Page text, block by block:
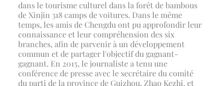
dans le tourisme culturel dans la forêt de bambous
de Xinjin 318 camps de voitures. Dans le même
temps, les amis de Chengdu ont pu approfondir leur
connaissance et leur compréhension des six
branches, afin de parvenir à un développement
commun et de partager l'objectif du gagnant-
gagnant. En 2015, le journaliste a tenu une
conférence de presse avec le secrétaire du comité
du parti de la province de Guizhou, Zhao Kezhi, et